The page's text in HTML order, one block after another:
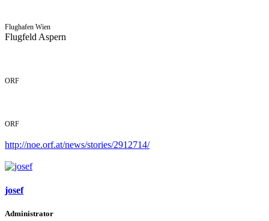
Flughafen Wien
Flugfeld Aspern
ORF
ORF
http://noe.orf.at/news/stories/2912714/
josef
Administrator